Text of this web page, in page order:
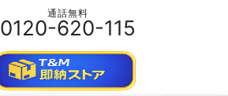
通話無料
0120-620-115